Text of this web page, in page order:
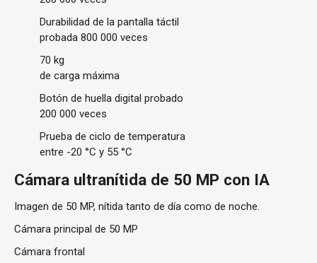
Durabilidad de la pantalla táctil
probada 800 000 veces
70 kg
de carga máxima
Botón de huella digital probado
200 000 veces
Prueba de ciclo de temperatura
entre -20 °C y 55 °C
Cámara ultranítida de 50 MP con IA
Imagen de 50 MP, nítida tanto de día como de noche.
Cámara principal de 50 MP
Cámara frontal